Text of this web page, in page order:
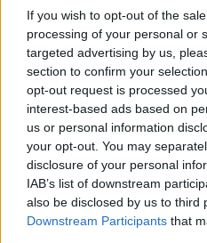
If you wish to opt-out of the
processing of your personal or
targeted advertising by us,
section to confirm your
opt-out request is processed
interest-based ads based on
us or personal information
your opt-out. You may
disclosure of your personal
IAB’s list of downstream
also be disclosed by us to third
Downstream Participants that
Η Καλλιόπη Πάλλη
την άτυχη
εκτελεί το πρόγραμμα
2022